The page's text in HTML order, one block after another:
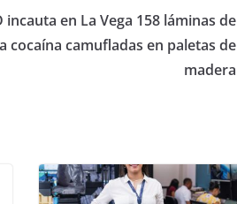
incauta en La Vega 158 láminas de
cocaína camufladas en paletas de
madera